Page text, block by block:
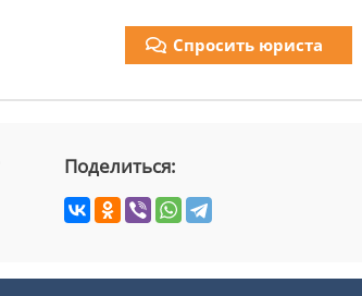
Спросить юриста
Поделиться: